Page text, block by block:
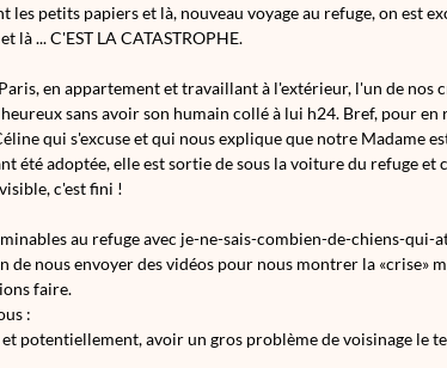
petits papiers et là, nouveau voyage au refuge, on est
là ... C'EST LA CATASTROPHE.
en appartement et travaillant à l'extérieur, l'un de nos
sans avoir son humain collé à lui h24. Bref, pour en
qui s'excuse et qui nous explique que notre Madame
été adoptée, elle est sortie de sous la voiture du refuge et
c'est fini !
au refuge avec je-ne-sais-combien-de-chiens-qui-
de nous envoyer des vidéos pour nous montrer la «crise»
faire.
:
potentiellement, avoir un gros problème de voisinage le